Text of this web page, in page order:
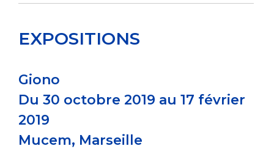
EXPOSITIONS
Giono
Du 30 octobre 2019 au 17 février
2019
Mucem, Marseille